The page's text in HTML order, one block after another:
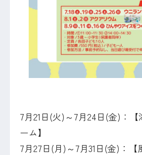
7月21日(火)～7月24日(金)：
ーム】
7月27日(月)～7月31日(金)：【